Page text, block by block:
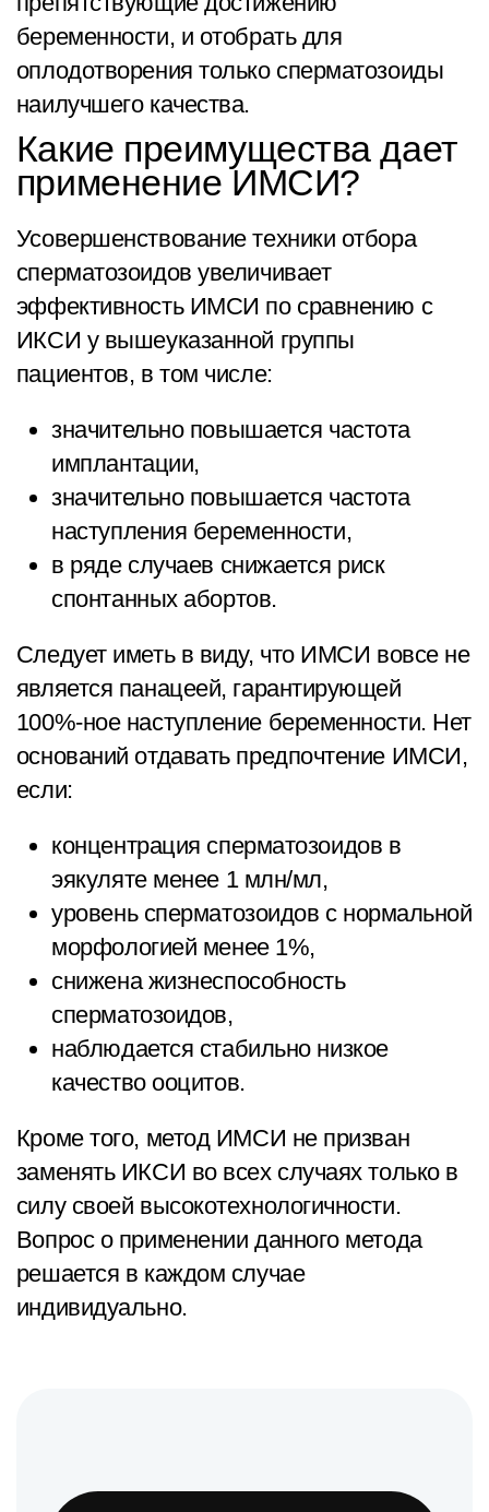
беременности, и отобрать для
оплодотворения только сперматозоиды
наилучшего качества.
Какие преимущества дает
применение ИМСИ?
Усовершенствование техники отбора
сперматозоидов увеличивает
эффективность ИМСИ по сравнению с
ИКСИ у вышеуказанной группы
пациентов, в том числе:
значительно повышается частота
имплантации,
значительно повышается частота
наступления беременности,
в ряде случаев снижается риск
спонтанных абортов.
Следует иметь в виду, что ИМСИ вовсе не
является панацеей, гарантирующей
100%-ное наступление беременности. Нет
оснований отдавать предпочтение ИМСИ,
если:
концентрация сперматозоидов в
эякуляте менее 1 млн/мл,
уровень сперматозоидов с нормальной
морфологией менее 1%,
снижена жизнеспособность
сперматозоидов,
наблюдается стабильно низкое
качество ооцитов.
Кроме того, метод ИМСИ не призван
заменять ИКСИ во всех случаях только в
силу своей высокотехнологичности.
Вопрос о применении данного метода
решается в каждом случае
индивидуально.